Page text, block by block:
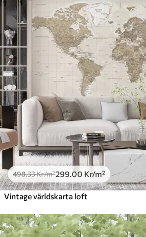
498.33Kr/m²299 .00 Kr/m²
Vintage världskarta loft